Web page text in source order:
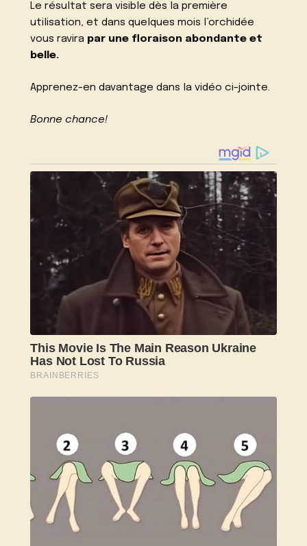
Le résultat sera visible dès la première
utilisation, et dans quelques mois l’orchidée
vous ravira par une floraison abondante et
belle.
Apprenez-en davantage dans la vidéo ci-jointe.
Bonne chance!